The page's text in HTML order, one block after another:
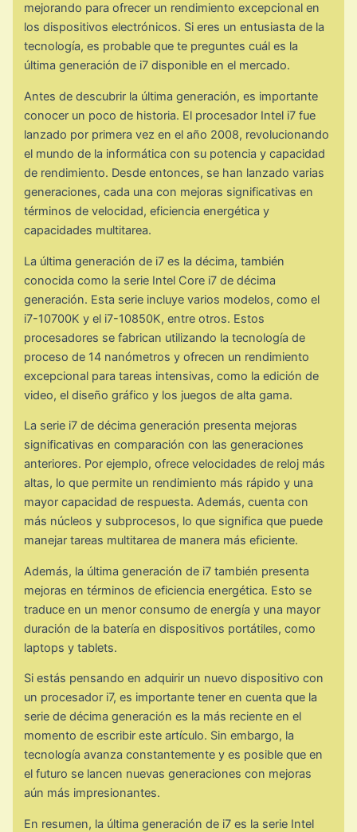
mejorando para ofrecer un rendimiento excepcional en
los dispositivos electrónicos. Si eres un entusiasta de la
tecnología, es probable que te preguntes cuál es la
última generación de i7 disponible en el mercado.
Antes de descubrir la última generación, es importante
conocer un poco de historia. El procesador Intel i7 fue
lanzado por primera vez en el año 2008, revolucionando
el mundo de la informática con su potencia y capacidad
de rendimiento. Desde entonces, se han lanzado varias
generaciones, cada una con mejoras significativas en
términos de velocidad, eficiencia energética y
capacidades multitarea.
La última generación de i7 es la décima, también
conocida como la serie Intel Core i7 de décima
generación. Esta serie incluye varios modelos, como el
i7-10700K y el i7-10850K, entre otros. Estos
procesadores se fabrican utilizando la tecnología de
proceso de 14 nanómetros y ofrecen un rendimiento
excepcional para tareas intensivas, como la edición de
video, el diseño gráfico y los juegos de alta gama.
La serie i7 de décima generación presenta mejoras
significativas en comparación con las generaciones
anteriores. Por ejemplo, ofrece velocidades de reloj más
altas, lo que permite un rendimiento más rápido y una
mayor capacidad de respuesta. Además, cuenta con
más núcleos y subprocesos, lo que significa que puede
manejar tareas multitarea de manera más eficiente.
Además, la última generación de i7 también presenta
mejoras en términos de eficiencia energética. Esto se
traduce en un menor consumo de energía y una mayor
duración de la batería en dispositivos portátiles, como
laptops y tablets.
Si estás pensando en adquirir un nuevo dispositivo con
un procesador i7, es importante tener en cuenta que la
serie de décima generación es la más reciente en el
momento de escribir este artículo. Sin embargo, la
tecnología avanza constantemente y es posible que en
el futuro se lancen nuevas generaciones con mejoras
aún más impresionantes.
En resumen, la última generación de i7 es la serie Intel